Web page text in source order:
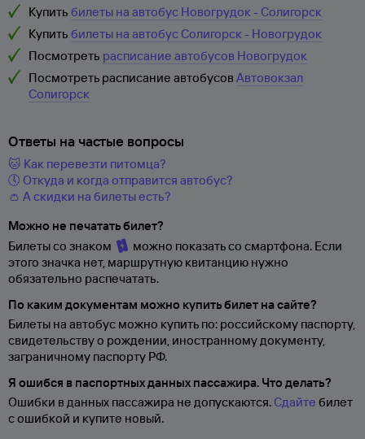
Купить билеты на автобус Новогрудок - Солигорск
Купить билеты на автобус Солигорск - Новогрудок
Посмотреть расписание автобусов Новогрудок
Посмотреть расписание автобусовАвтовокзал
Солигорск
Ответы на частые вопросы
🐱 Как перевезти питомца?
🕔 Откуда и когда отправится автобус?
👛 А скидки на билеты есть?
Можно не печатать билет?
Билеты со знаком
можно показать со смартфона. Если
этого значка нет, маршрутную квитанцию нужно
обязательно распечатать.
По каким документам можно купить билет на сайте?
Билеты на автобус можно купить по: российскому паспорту,
свидетельству о рождении, иностранному документу,
заграничному паспорту РФ.
Я ошибся в паспортных данных пассажира. Что делать?
Ошибки в данных пассажира не допускаются. Сдайте билет
с ошибкой и купите новый.